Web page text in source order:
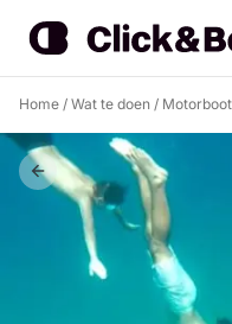
Home / Wat te doen /